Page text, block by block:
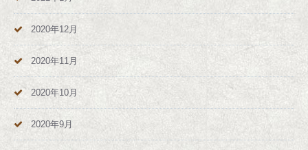
2020年12月
2020年11月
2020年10月
2020年9月